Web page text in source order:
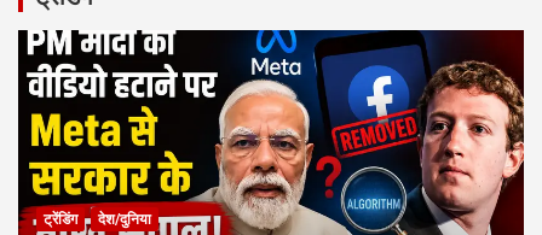
ट्रेंडिंग देश/दुनिया